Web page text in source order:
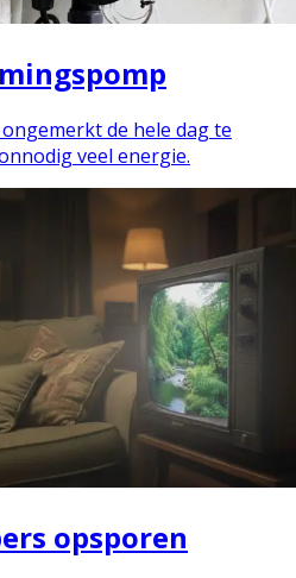
de hele dag te
veel energie.
opsporen